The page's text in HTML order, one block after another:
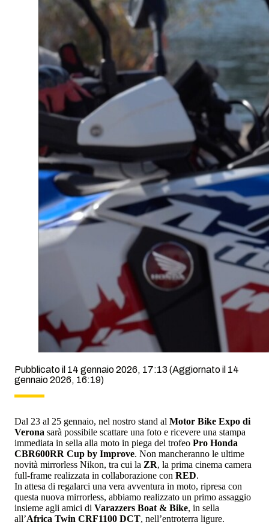
Pubblicato il 14 gennaio 2026, 17:13 (Aggiornato il 14
gennaio 2026, 16:19)
Dal 23 al 25 gennaio, nel nostro stand al Motor Bike Expo di
Verona sarà possibile scattare una foto e ricevere una stampa
immediata in sella alla moto in piega del trofeo Pro Honda
CBR600RR Cup by Improve. Non mancheranno le ultime
novità mirrorless Nikon, tra cui la ZR, la prima cinema camera
full-frame realizzata in collaborazione con RED.
In attesa di regalarci una vera avventura in moto, ripresa con
questa nuova mirrorless, abbiamo realizzato un primo assaggio
insieme agli amici di Varazzers Boat & Bike, in sella
all’Africa Twin CRF1100 DCT, nell’entroterra ligure.